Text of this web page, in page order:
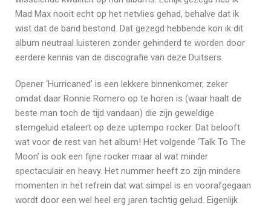
Mad Max nooit echt op het netvlies gehad, behalve dat ik
wist dat de band bestond. Dat gezegd hebbende kon ik dit
album neutraal luisteren zonder gehinderd te worden door
eerdere kennis van de discografie van deze Duitsers.
Opener ‘Hurricaned’ is een lekkere binnenkomer, zeker
omdat daar Ronnie Romero op te horen is (waar haalt de
beste man toch de tijd vandaan) die zijn geweldige
stemgeluid etaleert op deze uptempo rocker. Dat belooft
wat voor de rest van het album! Het volgende ‘Talk To The
Moon’ is ook een fijne rocker maar al wat minder
spectaculair en heavy. Het nummer heeft zo zijn mindere
momenten in het refrein dat wat simpel is en voorafgegaan
wordt door een wel heel erg jaren tachtig geluid. Eigenlijk